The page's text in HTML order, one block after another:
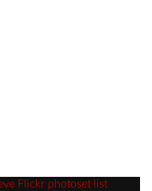
Flickr photoset list